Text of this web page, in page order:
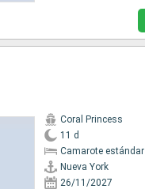
Coral Princess
11 d
Camarote estándar
Nueva York
26/11/2027